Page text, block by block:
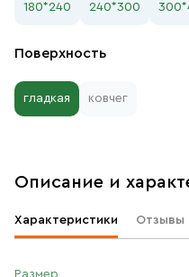
180*240 240*300
Поверхность
гладкая ковчег
Описание и
Характеристики Отзывы
Размер